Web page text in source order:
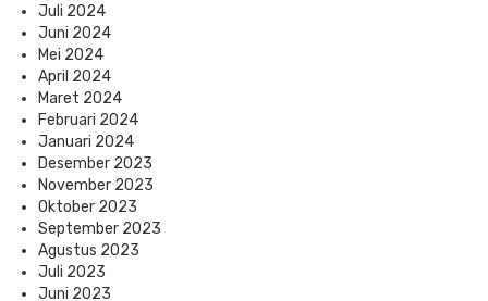
Juli 2024
Juni 2024
Mei 2024
April 2024
Maret 2024
Februari 2024
Januari 2024
Desember 2023
November 2023
Oktober 2023
September 2023
Agustus 2023
Juli 2023
Juni 2023